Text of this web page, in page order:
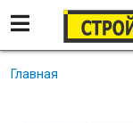
Главная